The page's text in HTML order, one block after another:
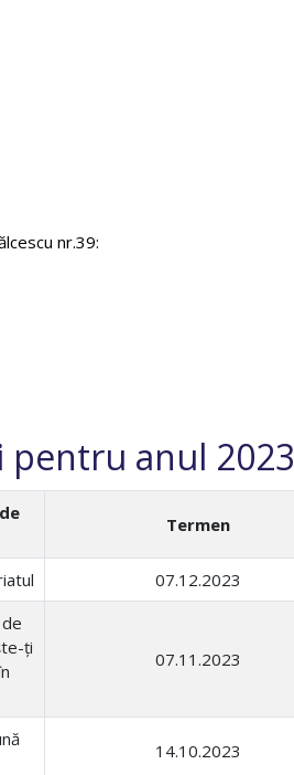
nr.39:
pentru anul 2023
Termen
07.12.2023
ți
07.11.2023
14.10.2023